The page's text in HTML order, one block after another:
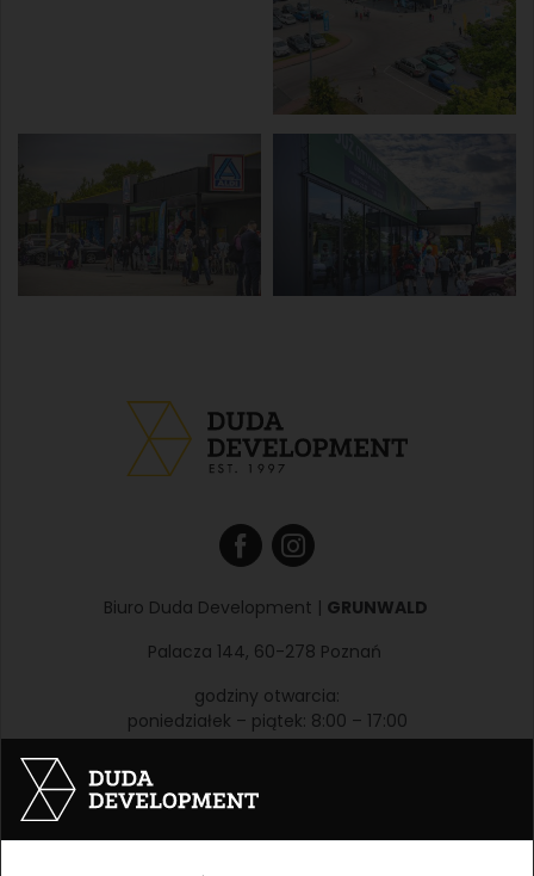
Biuro Duda Development | GRUNWALD
Palacza 144, 60-278 Poznań
godziny otwarcia:
poniedziałek – piątek: 8:00 – 17:00
+48 61 646 84 44